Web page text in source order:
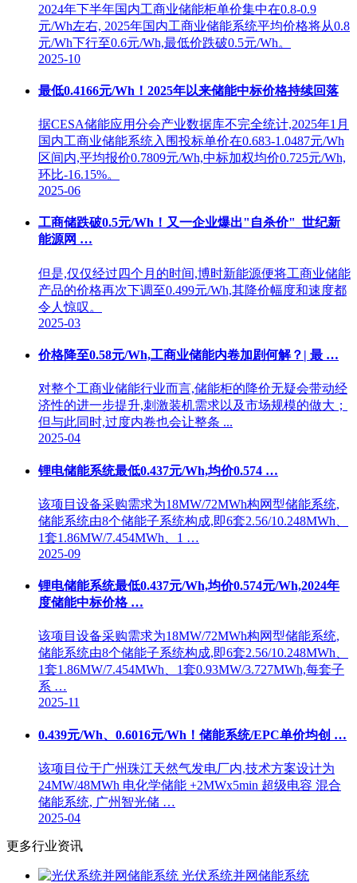
2024年下半年国内工商业储能柜单价集中在0.8-0.9
元/Wh左右, 2025年国内工商业储能系统平均价格将从0.8
元/Wh下行至0.6元/Wh,最低价跌破0.5元/Wh。
2025-10
最低0.4166元/Wh！2025年以来储能中标价格持续回落
据CESA储能应用分会产业数据库不完全统计,2025年1月
国内工商业储能系统入围投标单价在0.683-1.0487元/Wh
区间内,平均报价0.7809元/Wh,中标加权均价0.725元/Wh,
环比-16.15%。
2025-06
工商储跌破0.5元/Wh！又一企业爆出"自杀价"_世纪新
能源网 …
但是,仅仅经过四个月的时间,博时新能源便将工商业储能
产品的价格再次下调至0.499元/Wh,其降价幅度和速度都
令人惊叹。
2025-03
价格降至0.58元/Wh,工商业储能内卷加剧何解？| 最 …
对整个工商业储能行业而言,储能柜的降价无疑会带动经
济性的进一步提升,刺激装机需求以及市场规模的做大；
但与此同时,过度内卷也会让整条 ...
2025-04
锂电储能系统最低0.437元/Wh,均价0.574 …
该项目设备采购需求为18MW/72MWh构网型储能系统,
储能系统由8个储能子系统构成,即6套2.56/10.248MWh、
1套1.86MW/7.454MWh、1 …
2025-09
锂电储能系统最低0.437元/Wh,均价0.574元/Wh,2024年
度储能中标价格 …
该项目设备采购需求为18MW/72MWh构网型储能系统,
储能系统由8个储能子系统构成,即6套2.56/10.248MWh、
1套1.86MW/7.454MWh、1套0.93MW/3.727MWh,每套子
系 …
2025-11
0.439元/Wh、0.6016元/Wh！储能系统/EPC单价均创 …
该项目位于广州珠江天然气发电厂内,技术方案设计为
24MW/48MWh 电化学储能 +2MWx5min 超级电容 混合
储能系统, 广州智光储 …
2025-04
更多行业资讯
光伏系统并网储能系统